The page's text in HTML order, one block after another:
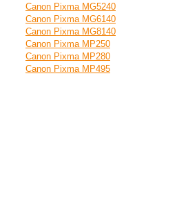
Canon Pixma MG5240
Canon Pixma MG6140
Canon Pixma MG8140
Canon Pixma MP250
Canon Pixma MP280
Canon Pixma MP495